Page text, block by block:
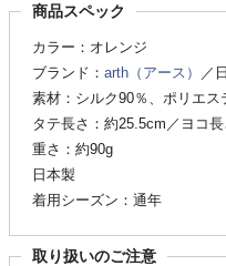
商品スペック
カラー：オレンジ
ブランド： arth（アース）
／
素材：シルク90％、ポリエス
タテ長さ：約25.5cm／ヨコ
重さ：約90g
日本製
着用シーズン：通年
取り扱いのご注意